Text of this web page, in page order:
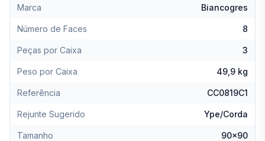
Marca Biancogres
Número de Faces 8
Peças por Caixa 3
Peso por Caixa 49,9 kg
Referência CC0819C1
Rejunte Sugerido Ype/Corda
Tamanho 90x90